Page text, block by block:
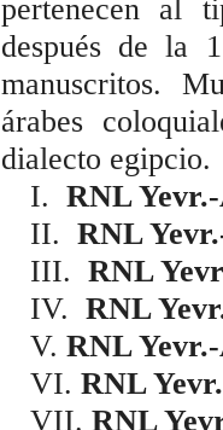
pertenecen al
después de la
manuscritos.
árabes
dialecto egipcio.
I. RNL
II. RNL
III. RNL
IV. RNL
V. RNL
VI. RNL
VII. RNL